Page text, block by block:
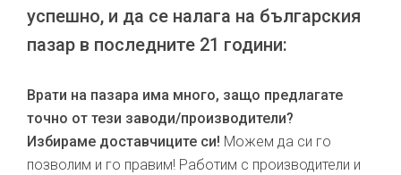
успешно, и да се налага на българския
пазар в последните 21 години:
Врати на пазара има много, защо предлагате
точно от тези заводи/производители?
Избираме доставчиците си! Можем да си го
позволим и го правим! Работим с производители и